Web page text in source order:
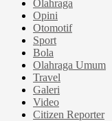
Olahraga
Opini
Otomotif
Sport
Bola
Olahraga Umum
Travel
Galeri
Video
Citizen Reporter